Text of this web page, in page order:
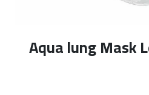
Aqua lung Mask